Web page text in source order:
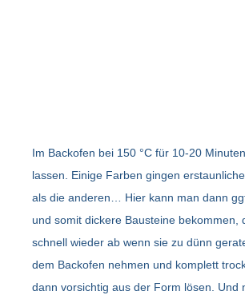
Im Backofen bei 150 °C für 10-20
lassen. Einige Farben gingen
als die anderen… Hier kann man dann
und somit dickere Bausteine bekommen,
schnell wieder ab wenn sie zu dünn
dem Backofen nehmen und komplett
dann vorsichtig aus der Form lösen. Und